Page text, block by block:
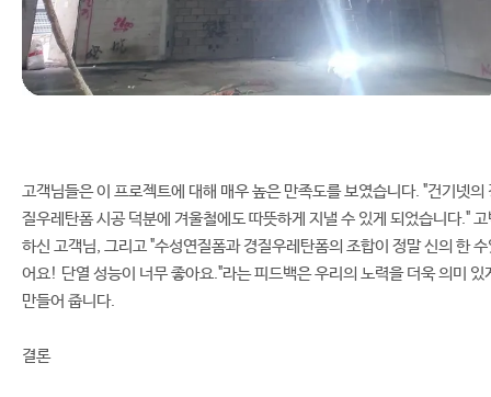
고객님들은 이 프로젝트에 대해 매우 높은 만족도를 보였습니다. "건기넷의
질우레탄폼 시공 덕분에 겨울철에도 따뜻하게 지낼 수 있게 되었습니다." 고
하신 고객님, 그리고 "수성연질폼과 경질우레탄폼의 조합이 정말 신의 한 수
어요! 단열 성능이 너무 좋아요."라는 피드백은 우리의 노력을 더욱 의미 있
만들어 줍니다.
결론